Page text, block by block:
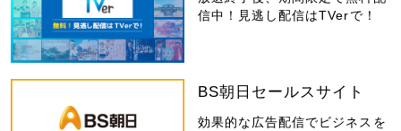
信中！見逃し配信はTVerで！
BS朝日セールスサイト
効果的な広告配信でビジネスを